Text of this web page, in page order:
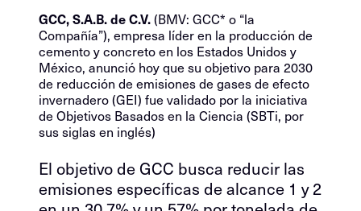
GCC, S.A.B. de C.V.(BMV: GCC* o “la
Compañía”), empresa líder en la producción de
cemento y concreto en los Estados Unidos y
México, anunció hoy que su objetivo para 2030
de reducción de emisiones de gases de efecto
invernadero (GEI) fue validado por la iniciativa
de Objetivos Basados en la Ciencia (SBTi, por
sus siglas en inglés)
El objetivo de GCC busca reducir las
emisiones específicas de alcance 1 y 2